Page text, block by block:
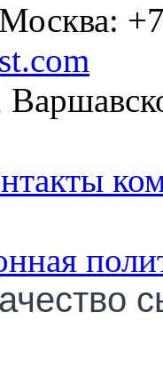
Москва: